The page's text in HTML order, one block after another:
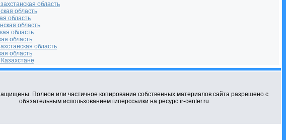
область
область
область
область
область
область
область
область
Полное или частичное копирование собственных материалов сайта разрешено с
обязательным использованием гиперссылки на ресурс ir-center.ru.